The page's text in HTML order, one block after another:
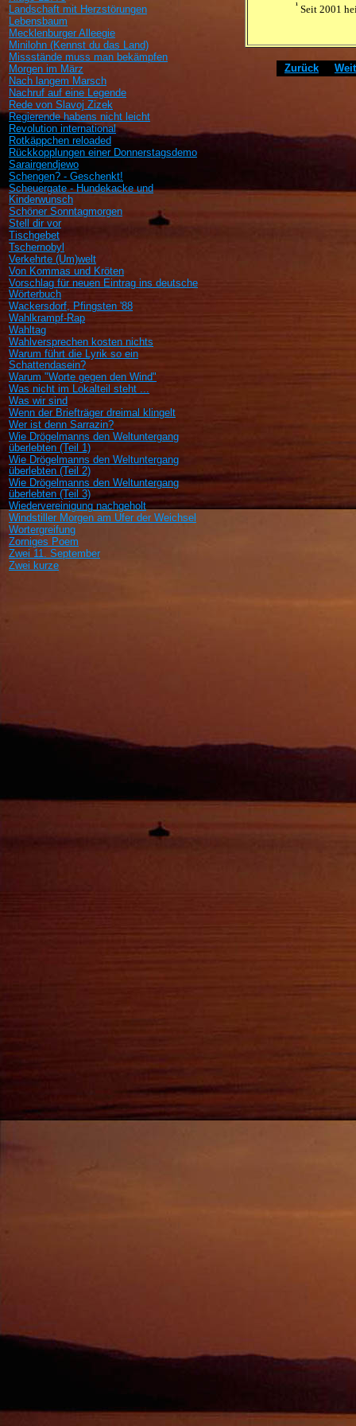
Landschaft mit Herzstörungen
Lebensbaum
Mecklenburger Alleegie
Minilohn (Kennst du das Land)
Missstände muss man bekämpfen
Morgen im März
Nach langem Marsch
Nachruf auf eine Legende
Rede von Slavoj Zizek
Regierende habens nicht leicht
Revolution international
Rotkäppchen reloaded
Rückkopplungen einer Donnerstagsdemo
Sarairgendjewo
Schengen? - Geschenkt!
Scheuergate - Hundekacke und
Kinderwunsch
Schöner Sonntagmorgen
Stell dir vor
Tischgebet
Tschernobyl
Verkehrte (Um)welt
Von Kommas und Kröten
Vorschlag für neuen Eintrag ins deutsche
Wörterbuch
Wackersdorf, Pfingsten '88
Wahlkrampf-Rap
Wahltag
Wahlversprechen kosten nichts
Warum führt die Lyrik so ein
Schattendasein?
Warum "Worte gegen den Wind"
Was nicht im Lokalteil steht ...
Was wir sind
Wenn der Briefträger dreimal klingelt
Wer ist denn Sarrazin?
Wie Drögelmanns den Weltuntergang
überlebten (Teil 1)
Wie Drögelmanns den Weltuntergang
überlebten (Teil 2)
Wie Drögelmanns den Weltuntergang
überlebten (Teil 3)
Wiedervereinigung nachgeholt
Windstiller Morgen am Ufer der Weichsel
Wortergreifung
Zorniges Poem
Zwei 11. September
Zwei kurze
¹ Seit 2001
Zurück